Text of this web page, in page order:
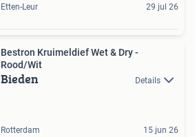
Etten-Leur 29 jul 26
Bestron Kruimeldief Wet & Dry -
Rood/Wit
Bieden Details
Rotterdam 15 jun 26